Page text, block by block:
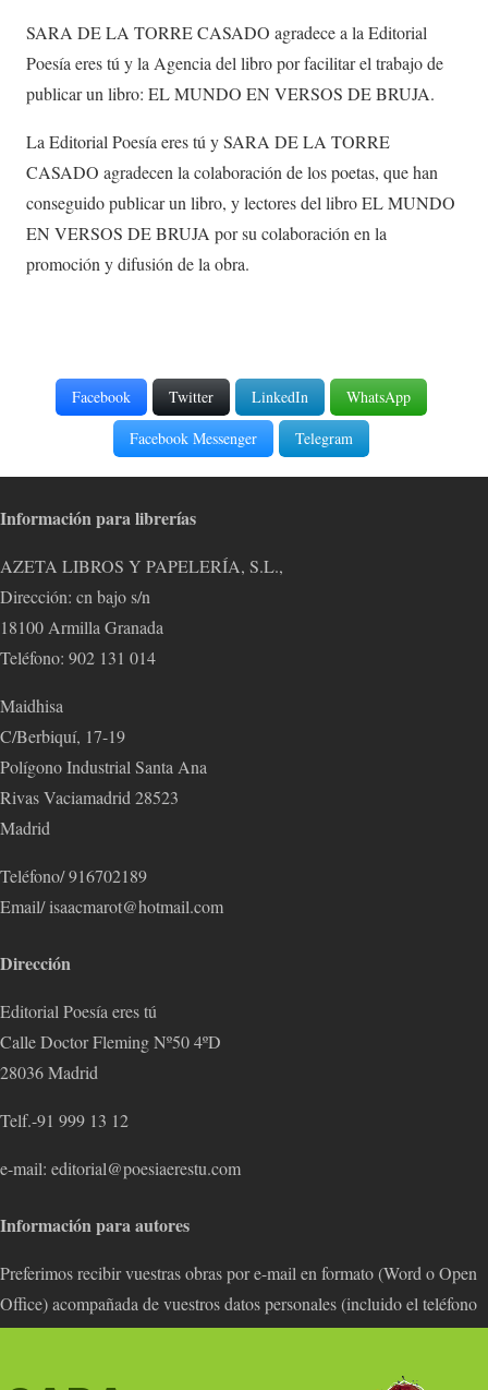
SARA DE LA TORRE CASADO agradece a la Editorial
Poesía eres tú y la Agencia del libro por facilitar el trabajo de
publicar un libro: EL MUNDO EN VERSOS DE BRUJA.
La Editorial Poesía eres tú y SARA DE LA TORRE
CASADO agradecen la colaboración de los poetas, que han
conseguido publicar un libro, y lectores del libro EL MUNDO
EN VERSOS DE BRUJA por su colaboración en la
promoción y difusión de la obra.
Facebook Twitter LinkedIn
WhatsApp
Facebook Messenger
Telegram
Información para librerías
AZETA LIBROS Y PAPELERÍA, S.L.,
Dirección: cn bajo s/n
18100 Armilla Granada
Teléfono: 902 131 014
Maidhisa
C/Berbiquí, 17-19
Polígono Industrial Santa Ana
Rivas Vaciamadrid 28523
Madrid
Teléfono/ 916702189
Email/ isaacmarot@hotmail.com
Dirección
Editorial Poesía eres tú
Calle Doctor Fleming Nº50 4ºD
28036 Madrid
Telf.-91 999 13 12
e-mail: editorial@poesiaerestu.com
Información para autores
Preferimos recibir vuestras obras por e-mail en formato (Word o Open
Office) acompañada de vuestros datos personales (incluido el teléfono
de contacto).